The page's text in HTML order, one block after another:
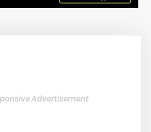
Advertisement